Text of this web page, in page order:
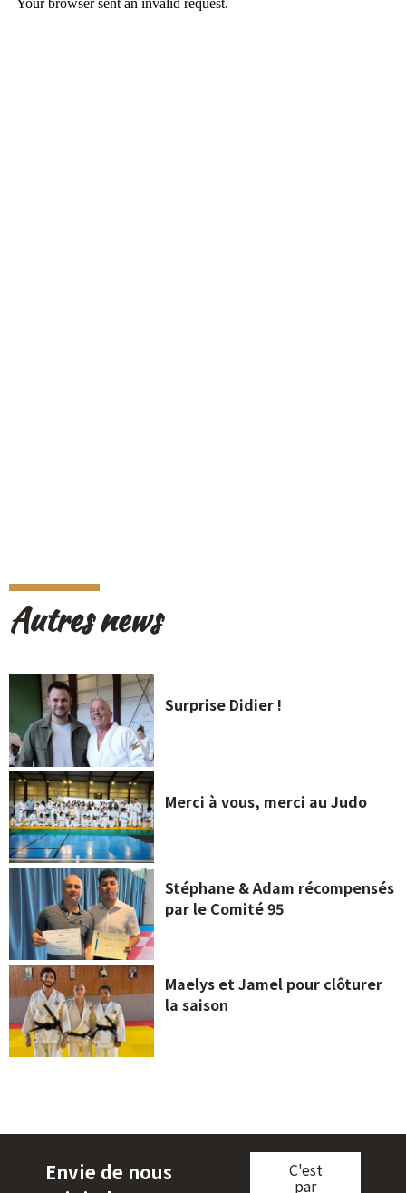
Autres news
Surprise Didier !
Merci à vous, merci au Judo
Stéphane & Adam récompensés
par le Comité 95
Maelys et Jamel pour clôturer
la saison
Envie de nous
C'est
par